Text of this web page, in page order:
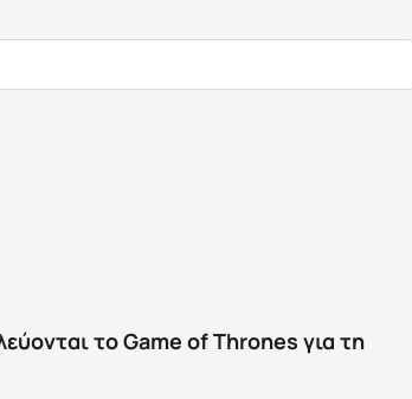
το Game of Thrones για τη